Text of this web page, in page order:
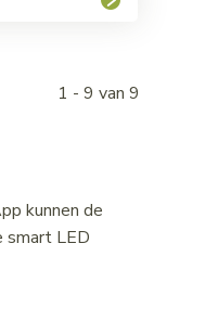
1 - 9 van 9
kunnen de
smart LED